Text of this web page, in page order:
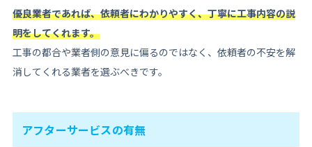
優良業者であれば、依頼者にわかりやすく、丁寧に工事内容の説
明をしてくれます。
工事の都合や業者側の意見に偏るのではなく、依頼者の不安を解
消してくれる業者を選ぶべきです。
アフターサービスの有無